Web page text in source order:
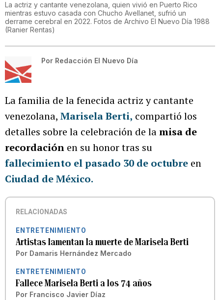
La actriz y cantante venezolana, quien vivió en Puerto Rico
mientras estuvo casada con Chucho Avellanet, sufrió un
derrame cerebral en 2022. Fotos de Archivo El Nuevo Día 1988
(Ranier Rentas)
Por Redacción El Nuevo Día
La familia de la fenecida actriz y cantante
venezolana, Marisela Berti, compartió los
detalles sobre la celebración de lamisa de
recordación en su honor tras su
fallecimiento el pasado 30 de octubre en
Ciudad de México.
RELACIONADAS
ENTRETENIMIENTO
Artistas lamentan la muerte de Marisela Berti
Por Damaris Hernández Mercado
ENTRETENIMIENTO
Fallece Marisela Berti a los 74 años
Por Francisco Javier Díaz